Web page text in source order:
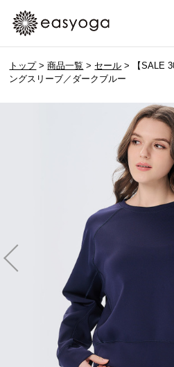
トップ>商品一覧 > セール > 【SALE
ングスリーブ／ダークブルー